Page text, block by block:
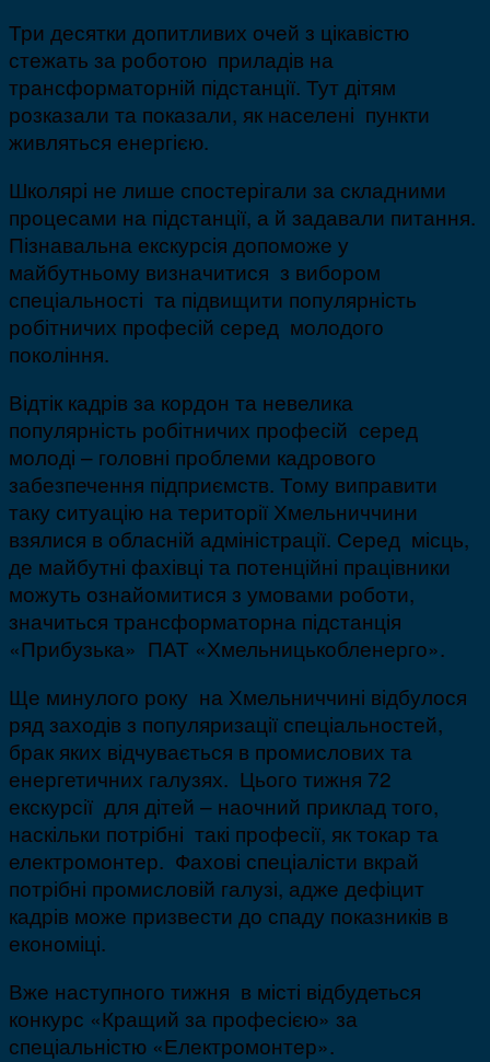
Три десятки допитливих очей з цікавістю
стежать за роботою приладів на
трансформаторній підстанції. Тут дітям
розказали та показали, як населені пункти
живляться енергією.
Школярі не лише спостерігали за складними
процесами на підстанції, а й задавали питання.
Пізнавальна екскурсія допоможе у
майбутньому визначитися з вибором
спеціальності та підвищити популярність
робітничих професій серед молодого
покоління.
Відтік кадрів за кордон та невелика
популярність робітничих професій серед
молоді – головні проблеми кадрового
забезпечення підприємств. Тому виправити
таку ситуацію на території Хмельниччини
взялися в обласній адміністрації. Серед місць,
де майбутні фахівці та потенційні працівники
можуть ознайомитися з умовами роботи,
значиться трансформаторна підстанція
«Прибузька» ПАТ «Хмельницькобленерго».
Ще минулого року на Хмельниччині відбулося
ряд заходів з популяризації спеціальностей,
брак яких відчувається в промислових та
енергетичних галузях. Цього тижня 72
екскурсії для дітей – наочний приклад того,
наскільки потрібні такі професії, як токар та
електромонтер. Фахові спеціалісти вкрай
потрібні промисловій галузі, адже дефіцит
кадрів може призвести до спаду показників в
економіці.
Вже наступного тижня в місті відбудеться
конкурс «Кращий за професією» за
спеціальністю «Електромонтер».